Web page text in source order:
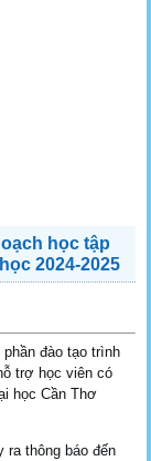
học tập
2024-2025
đào tạo trình
trợ học viên có
học Cần Thơ
ra thông báo đến